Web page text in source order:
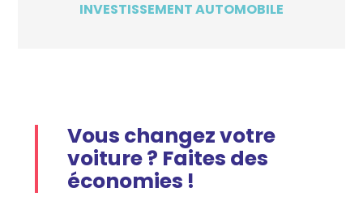
INVESTISSEMENT AUTOMOBILE
Vous changez votre
voiture ? Faites des
économies !